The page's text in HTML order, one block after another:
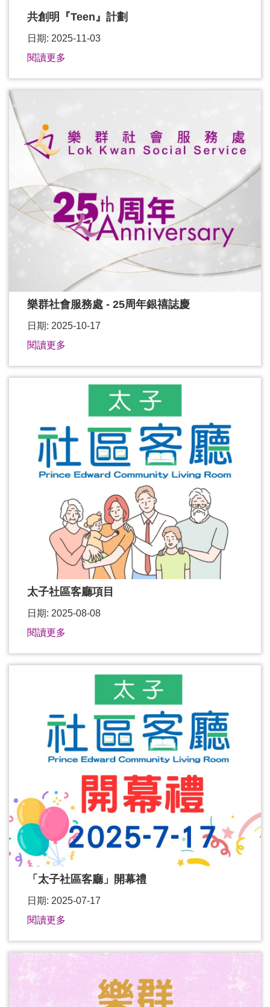
共創明『Teen』計劃
日期: 2025-11-03
閱讀更多
樂群社會服務處 - 25周年銀禧誌慶
日期: 2025-10-17
閱讀更多
太子社區客廳項目
日期: 2025-08-08
閱讀更多
「太子社區客廳」開幕禮
日期: 2025-07-17
閱讀更多